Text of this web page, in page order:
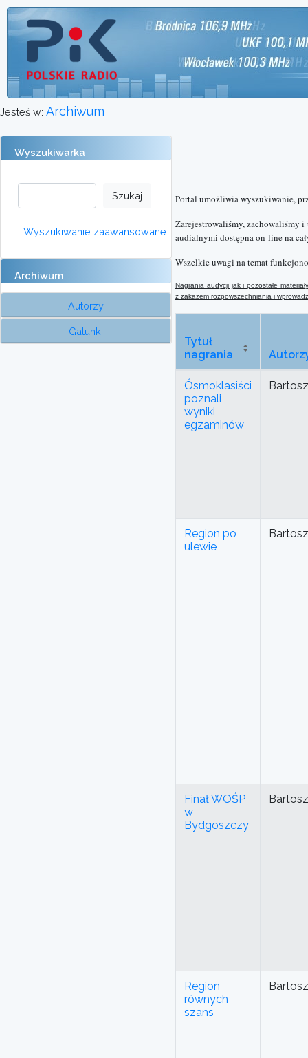
Jesteś w: Archiwum
Wyszukiwarka
Wyszukiwanie zaawansowane
Archiwum
Autorzy
Gatunki
Portal umożliwia wyszukiwanie,
Zarejestrowaliśmy, zachowaliśmy
audialnymi dostępna on-line na
Wszelkie uwagi na temat
Nagrania audycji jak i pozostałe
z zakazem rozpowszechniania i
Tytuł
nagrania
Ósmoklasiści
poznali
wyniki
egzaminów
Region po
ulewie
Finał WOŚP
w
Bydgoszczy
Region
równych
szans